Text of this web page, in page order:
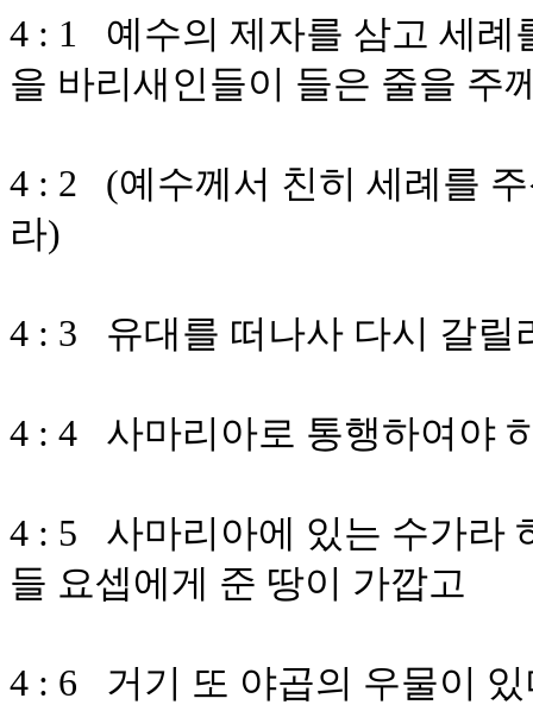
4 : 1 예수의 제자를 삼고 세례
을 바리새인들이 들은 줄을 주
4 : 2 (예수께서 친히 세례를
라)
4 : 3 유대를 떠나사 다시 갈릴
4 : 4 사마리아로 통행하여야
4 : 5 사마리아에 있는 수가라
들 요셉에게 준 땅이 가깝고
4 : 6 거기 또 야곱의 우물이